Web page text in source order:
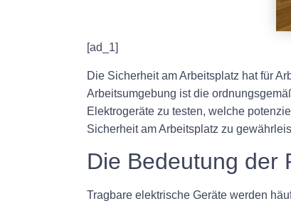
[ad_1]
Die Sicherheit am Arbeitsplatz hat für
Arbeitsumgebung ist die
Elektrogeräte zu testen, welche
Sicherheit am Arbeitsplatz zu
Die Bedeutung der
Tragbare elektrische Geräte werden